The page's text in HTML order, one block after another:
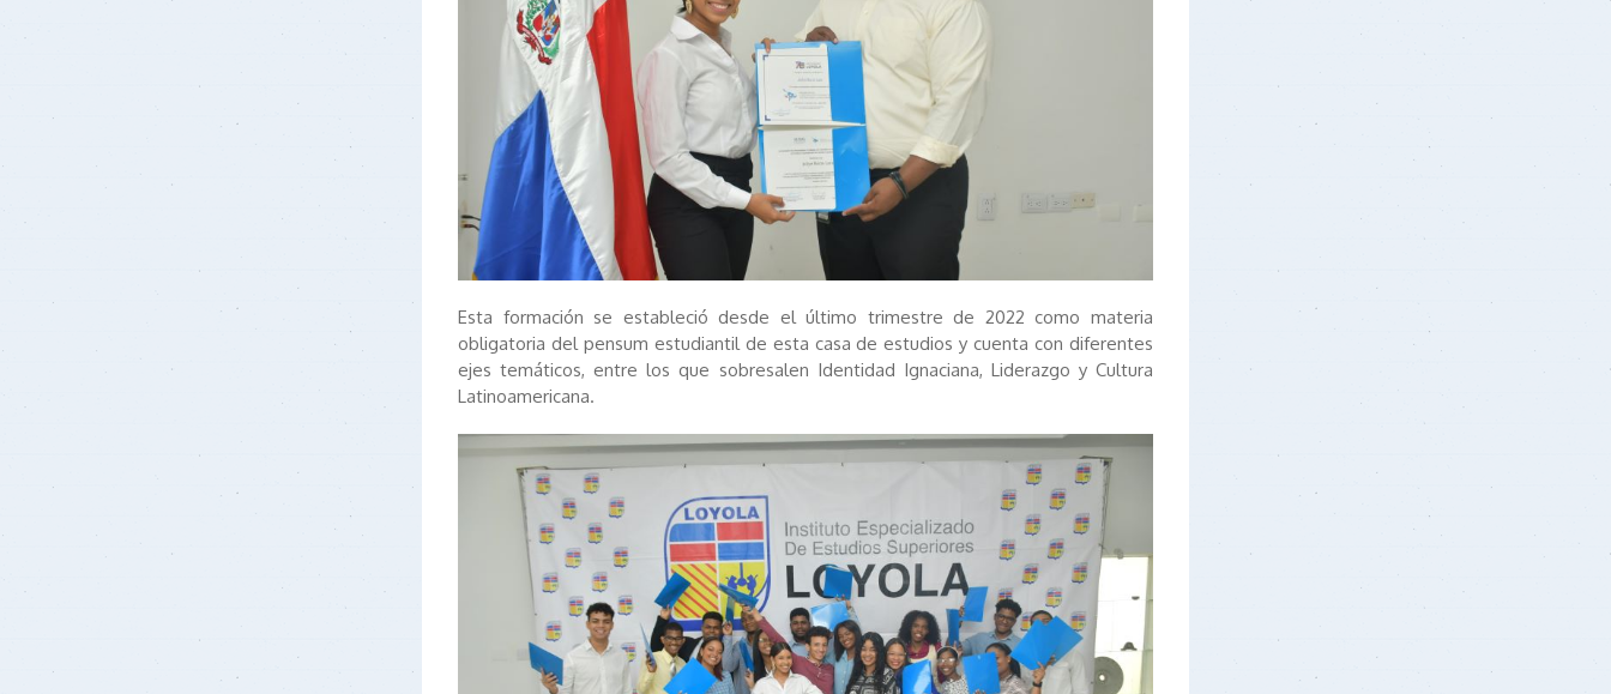
Esta formación se estableció desde el último trimestre de 2022 como materia
obligatoria del pensum estudiantil de esta casa de estudios y cuenta con diferentes
ejes temáticos, entre los que sobresalen Identidad Ignaciana, Liderazgo y Cultura
Latinoamericana.